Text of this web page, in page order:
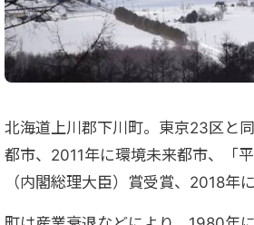
北海道上川郡下川町。東京23区と
都市、2011年に環境未来都市、「
（内閣総理大臣）賞受賞、 2018年